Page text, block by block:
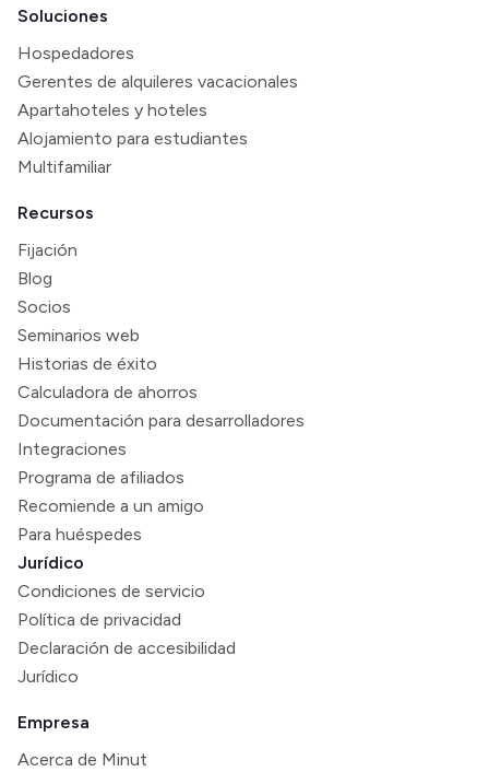
Soluciones
Hospedadores
Gerentes de alquileres vacacionales
Apartahoteles y hoteles
Alojamiento para estudiantes
Multifamiliar
Recursos
Fijación
Blog
Socios
Seminarios web
Historias de éxito
Calculadora de ahorros
Documentación para desarrolladores
Integraciones
Programa de afiliados
Recomiende a un amigo
Para huéspedes
Jurídico
Condiciones de servicio
Política de privacidad
Declaración de accesibilidad
Jurídico
Empresa
Acerca de Minut